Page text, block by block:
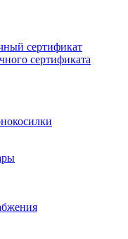
сертификат